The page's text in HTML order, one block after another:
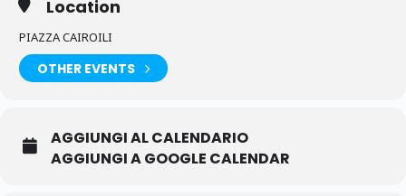
Location
PIAZZA CAIROILI
OTHER EVENTS
AGGIUNGI AL CALENDARIO
AGGIUNGI A GOOGLE CALENDAR